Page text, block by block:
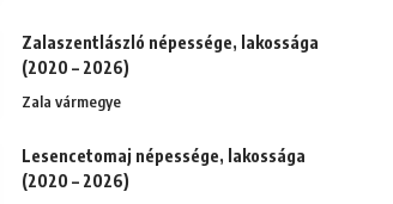
Zalaszentlászló népessége, lakossága
(2020 – 2026)
Zala vármegye
Lesencetomaj népessége, lakossága
(2020 – 2026)